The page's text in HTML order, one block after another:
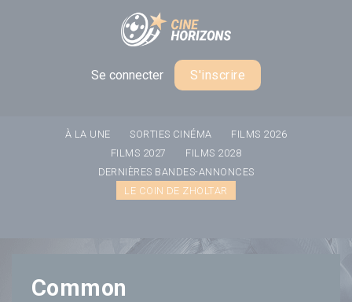
Se connecter S'inscrire
À LA UNE SORTIES CINÉMA
FILMS 2026
FILMS 2027
FILMS 2028
DERNIÈRES BANDES-ANNONCES
LE COIN DE ZHOLTAR
Common
Panneau de gestion des cookies